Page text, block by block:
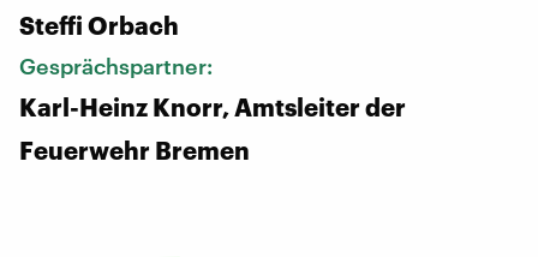
Steffi Orbach
Gesprächspartner:
Karl-Heinz Knorr, Amtsleiter der
Feuerwehr Bremen